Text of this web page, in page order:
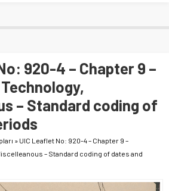
920-4 – Chapter 9 –
– Standard coding of
» UIC Leaflet No: 920-4 – Chapter 9 –
– Standard coding of dates and